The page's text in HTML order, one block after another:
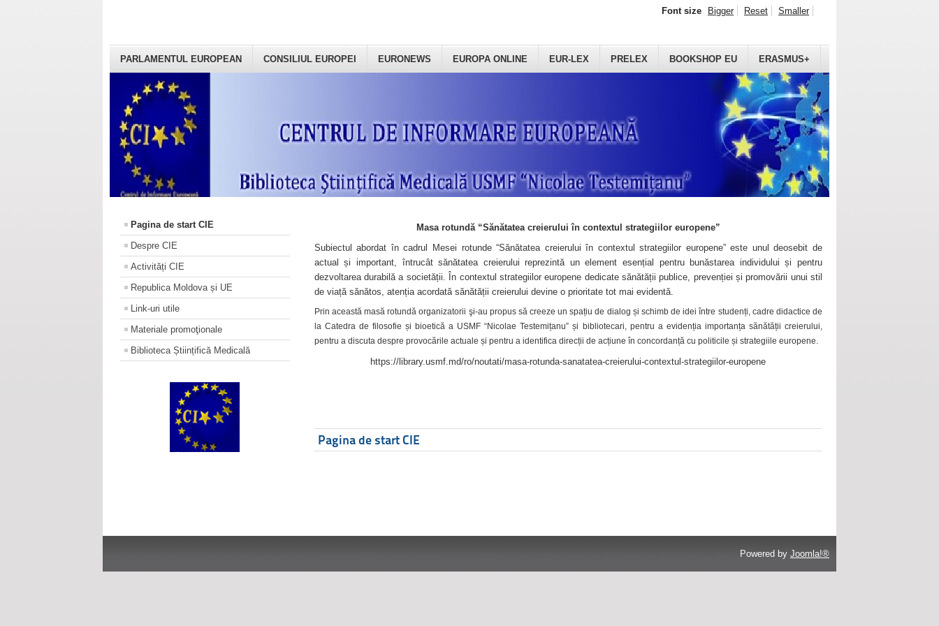
PARLAMENTUL EUROPEAN CONSILIUL EUROPEI EURONEWS EUROPA ONLINE EUR-LEX PRELEX BOOKSHOP EU ERASMUS+
Font size Bigger Reset Smaller
Pagina de start CIE
Despre CIE
Activități CIE
Republica Moldova și UE
Link-uri utile
Materiale promoţionale
Biblioteca Științifică Medicală
Masa rotundă “Sănătatea creierului în contextul strategiilor europene”
Subiectul abordat în cadrul Mesei rotunde “Sănătatea creierului în contextul strategiilor europene” este unul deosebit de
actual și important, întrucât sănătatea creierului reprezintă un element esențial pentru bunăstarea individului și pentru
dezvoltarea durabilă a societății. În contextul strategiilor europene dedicate sănătății publice, prevenției și promovării unui stil
de viață sănătos, atenția acordată sănătății creierului devine o prioritate tot mai evidentă.
Prin această masă rotundă organizatorii şi-au propus să creeze un spațiu de dialog și schimb de idei între studenți, cadre didactice de
la Catedra de filosofie și bioetică a USMF “Nicolae Testemițanu” și bibliotecari, pentru a evidenția importanța sănătății creierului,
pentru a discuta despre provocările actuale și pentru a identifica direcții de acțiune în concordanță cu politicile și strategiile europene.
https://library.usmf.md/ro/noutati/masa-rotunda-sanatatea-creierului-contextul-strategiilor-europene
Pagina de start CIE
Powered by Joomla!®